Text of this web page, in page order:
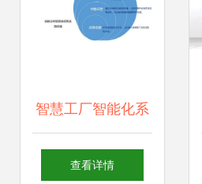
智慧工厂智能化系
统整体解决方案 人
查看详情